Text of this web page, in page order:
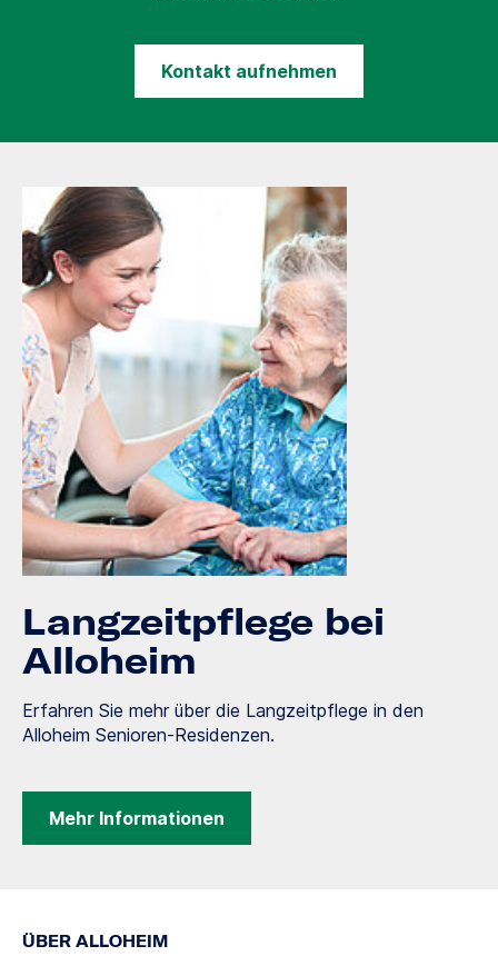
Kontakt aufnehmen
Langzeitpflege bei
Alloheim
Erfahren Sie mehr über die Langzeitpflege in den
Alloheim Senioren-Residenzen.
Mehr Informationen
ÜBER ALLOHEIM